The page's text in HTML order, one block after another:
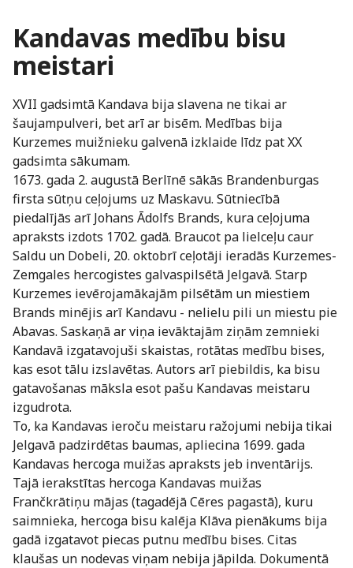
Kandavas medību bisu
meistari
XVII gadsimtā Kandava bija slavena ne tikai ar
šaujampulveri, bet arī ar bisēm. Medības bija
Kurzemes muižnieku galvenā izklaide līdz pat XX
gadsimta sākumam.
1673. gada 2. augustā Berlīnē sākās Brandenburgas
firsta sūtņu ceļojums uz Maskavu. Sūtniecībā
piedalījās arī Johans Ādolfs Brands, kura ceļojuma
apraksts izdots 1702. gadā. Braucot pa lielceļu caur
Saldu un Dobeli, 20. oktobrī ceļotāji ieradās Kurzemes-
Zemgales hercogistes galvaspilsētā Jelgavā. Starp
Kurzemes ievērojamākajām pilsētām un miestiem
Brands minējis arī Kandavu - nelielu pili un miestu pie
Abavas. Saskaņā ar viņa ievāktajām ziņām zemnieki
Kandavā izgatavojuši skaistas, rotātas medību bises,
kas esot tālu izslavētas. Autors arī piebildis, ka bisu
gatavošanas māksla esot pašu Kandavas meistaru
izgudrota.
To, ka Kandavas ieroču meistaru ražojumi nebija tikai
Jelgavā padzirdētas baumas, apliecina 1699. gada
Kandavas hercoga muižas apraksts jeb inventārijs.
Tajā ierakstītas hercoga Kandavas muižas
Frančkrātiņu mājas (tagadējā Cēres pagastā), kuru
saimnieka, hercoga bisu kalēja Klāva pienākums bija
gadā izgatavot piecas putnu medību bises. Citas
klaušas un nodevas viņam nebija jāpilda. Dokumentā